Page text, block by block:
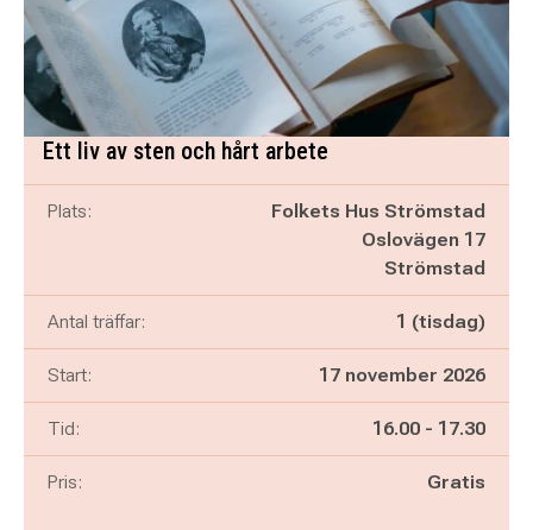
Ett liv av sten och hårt arbete
Plats:
Folkets Hus Strömstad
Oslovägen 17
Strömstad
Antal träffar: 1 (tisdag)
Start: 17 november 2026
Tid: Pågår mellan
16.00 - och
17.30
Pris: Gratis